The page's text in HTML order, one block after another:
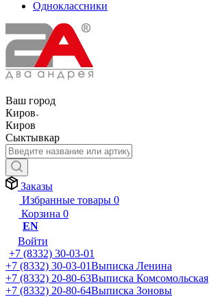
Одноклассники
Ваш город
Киров
Киров
Сыктывкар
Заказы
Избранные товары 0
Корзина 0
EN
Войти
+7 (8332) 30-03-01
+7 (8332) 30-03-01Выписка Ленина
+7 (8332) 20-80-63Выписка Комсомольская
+7 (8332) 20-80-64Выписка Зоновы